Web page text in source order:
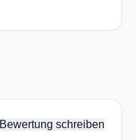
Bewertung schreiben